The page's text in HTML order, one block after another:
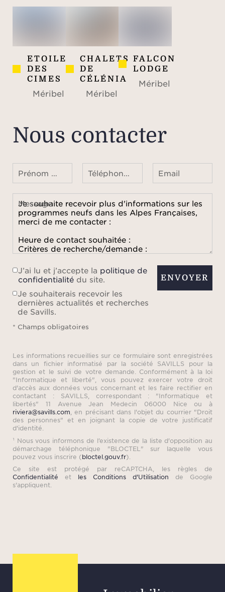
ETOILE
DES
CIMES
Méribel
CHALETS
DE
CÉLÉNIA
Méribel
FALCON
LODGE
Méribel
Nous contacter
Prénom Nom Téléphone ¹ Email
Message
J’ai lu et j’accepte la politique de
confidentialitédu site.
Je souhaiterais recevoir les
dernières actualités et recherches
de Savills.
* Champs obligatoires
ENVOYER
Les informations recueillies sur ce formulaire sont enregistrées
dans un fichier informatisé par la société SAVILLS pour la
gestion et le suivi de votre demande. Conformément à la loi
"Informatique et liberté", vous pouvez exercer votre droit
d'accès aux données vous concernant et les faire rectifier en
contactant : SAVILLS, correspondant : "Informatique et
libertés" 11 Avenue Jean Medecin 06000 Nice ou à
riviera@savills.com, en précisant dans l'objet du courrier "Droit
des personnes" et en joignant la copie de votre justificatif
d'identité.
¹ Nous vous informons de l’existence de la liste d'opposition au
démarchage téléphonique "BLOCTEL" sur laquelle vous
pouvez vous inscrire (bloctel.gouv.fr).
Ce site est protégé par reCAPTCHA, les règles de
Confidentialité et les Conditions d'Utilisation de Google
s'appliquent.